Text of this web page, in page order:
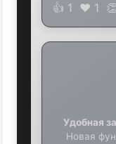
👍 1 ❤️ 1 👏
Удобная
Новая